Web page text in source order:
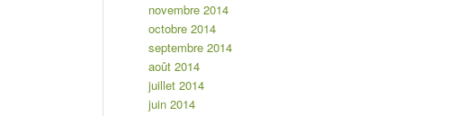
novembre 2014
octobre 2014
septembre 2014
août 2014
juillet 2014
juin 2014